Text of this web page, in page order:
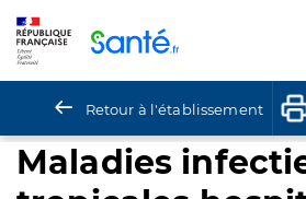
Retour à l'établissement
Maladies